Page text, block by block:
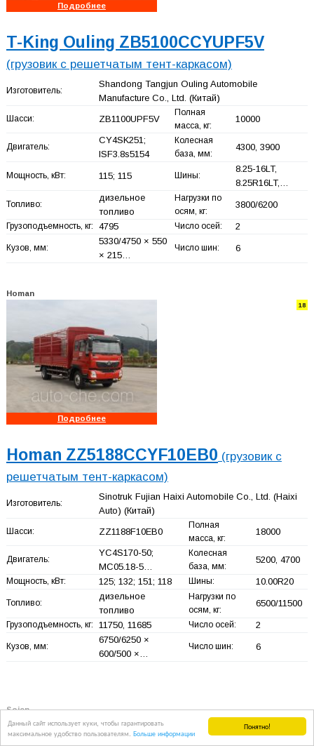
Понятно!
Данный сайт использует куки, чтобы гарантировать
максимальное удобство пользователям. Больше информации
Подробнее
T-King Ouling ZB5100CCYUPF5V
(грузовик с решетчатым тент-каркасом)
Изготовитель:
Shandong Tangjun Ouling Automobile
Manufacture Co., Ltd. (Китай)
Шасси: ZB1100UPF5V
Полная
масса, кг:
10000
Двигатель:
CY4SK251;
ISF3.8s5154
Колесная
база, мм:
4300, 3900
Мощность, кВт: 115; 115 Шины:
8.25-16LT,
8.25R16LT,…
Топливо:
дизельное
топливо
Нагрузки по
осям, кг:
3800/6200
Грузоподъемность, кг: 4795 Число осей: 2
Кузов, мм:
5330/4750 × 550
× 215…
Число шин: 6
Homan
18
Подробнее
Homan ZZ5188CCYF10EB0 (грузовик с
решетчатым тент-каркасом)
Изготовитель:
Sinotruk Fujian Haixi Automobile Co., Ltd. (Haixi
Auto) (Китай)
Шасси: ZZ1188F10EB0
Полная
масса, кг:
18000
Двигатель:
YC4S170-50;
MC05.18-5…
Колесная
база, мм:
5200, 4700
Мощность, кВт: 125; 132; 151; 118 Шины: 10.00R20
Топливо:
дизельное
топливо
Нагрузки по
осям, кг:
6500/11500
Грузоподъемность, кг: 11750, 11685 Число осей: 2
Кузов, мм:
6750/6250 ×
600/500 ×…
Число шин: 6
Sojen
19